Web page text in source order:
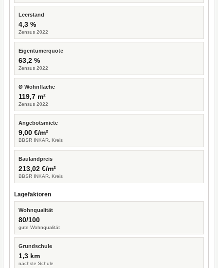
Leerstand
4,3 %
Zensus 2022
Eigentümerquote
63,2 %
Zensus 2022
Ø Wohnfläche
119,7 m²
Zensus 2022
Angebotsmiete
9,00 €/m²
BBSR INKAR, Kreis
Baulandpreis
213,02 €/m²
BBSR INKAR, Kreis
Lagefaktoren
Wohnqualität
80/100
gute Wohnqualität
Grundschule
1,3 km
nächste Schule